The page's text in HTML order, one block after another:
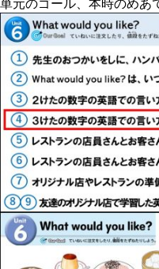
単元のゴール、本時のめあ